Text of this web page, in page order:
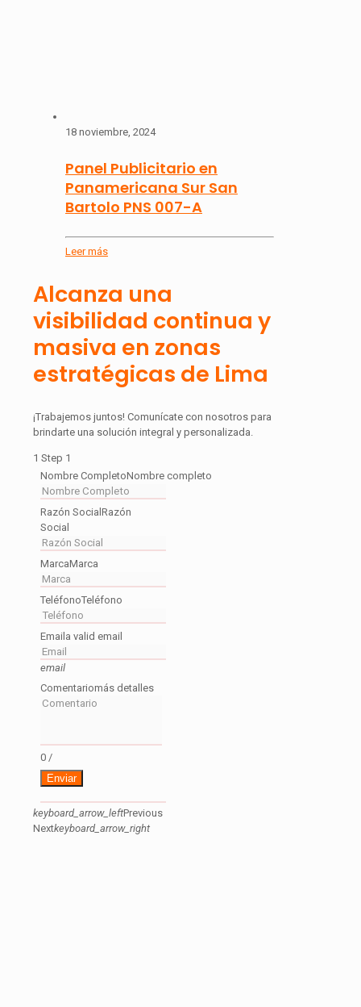
18 noviembre, 2024
Panel Publicitario en
Panamericana Sur San
Bartolo PNS 007-A
Leer más
Alcanza una
visibilidad continua y
masiva en zonas
estratégicas de Lima
¡Trabajemos juntos! Comunícate con nosotros para
brindarte una solución integral y personalizada.
1 Step 1
Nombre CompletoNombre completo
Razón SocialRazón
Social
MarcaMarca
TeléfonoTeléfono
Emaila valid email
email
Comentariomás detalles
0 /
Enviar
keyboard_arrow_leftPrevious
Nextkeyboard_arrow_right